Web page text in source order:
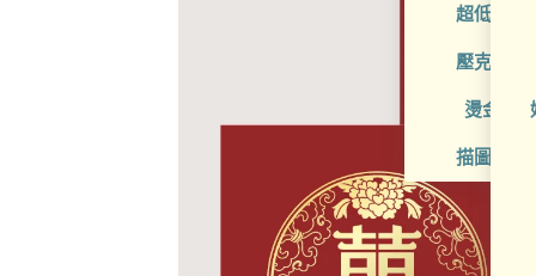
超低價喜
壓克力喜
燙金喜帖
描圖紙喜